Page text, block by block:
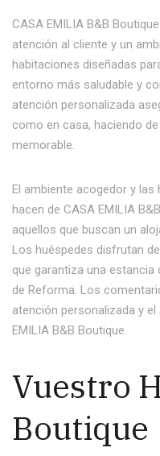
CASA EMILIA B&B
atención al cliente y un
habitaciones diseñadas
entorno más saludable y
atención personalizada
como en casa, haciendo
memorable.
El ambiente acogedor y
hacen de CASA EMILIA
aquellos que buscan un
Los huéspedes disfrutan
que garantiza una
de Reforma. Los
atención personalizada y
EMILIA B&B Boutique.
Vuestro
Boutique